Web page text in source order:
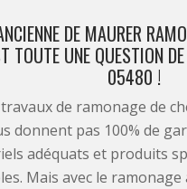
DE MAURER
TOUTE UNE QUESTION
05480 !
de ramonage de
donnent pas 100% de
adéquats et produits
Mais avec le